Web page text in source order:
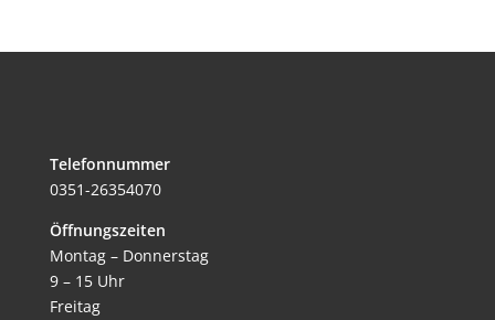
Telefonnummer
0351-26354070
Öffnungszeiten
Montag – Donnerstag
9 – 15 Uhr
Freitag